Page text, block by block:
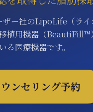
ー社のLipoLife（ライ
植用機器（BeautiFill™
る医療機器です。
ンセリング予約